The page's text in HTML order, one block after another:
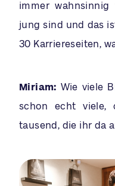
immer
jung sind und das
30 Karriereseiten,
Miriam: Wie viele
schon echt viele,
tausend, die ihr da